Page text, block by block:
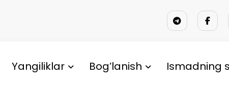
Yangiliklar Bog’lanish Ismadning